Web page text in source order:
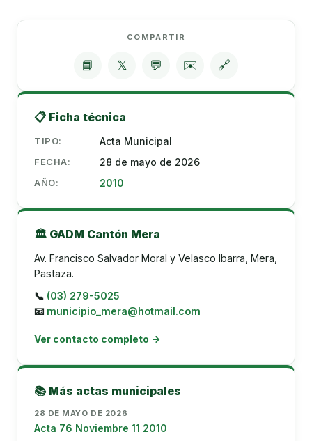
COMPARTIR
📘 𝕏 💬 ✉️ 🔗
📋 Ficha técnica
TIPO: Acta Municipal
FECHA: 28 de mayo de 2026
AÑO: 2010
🏛️ GADM Cantón Mera
Av. Francisco Salvador Moral y Velasco Ibarra, Mera,
Pastaza.
📞 (03) 279-5025
📧 municipio_mera@hotmail.com
Ver contacto completo →
📚 Más actas municipales
28 DE MAYO DE 2026
Acta 76 Noviembre 11 2010